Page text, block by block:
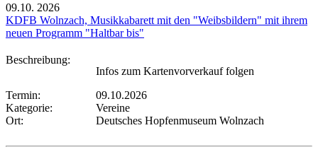
09.10. 2026
KDFB Wolnzach, Musikkabarett mit den "Weibsbildern" mit ihrem
neuen Programm "Haltbar bis"
Beschreibung:
Infos zum Kartenvorverkauf folgen
Termin:
09.10.2026
Kategorie:
Vereine
Ort:
Deutsches Hopfenmuseum Wolnzach